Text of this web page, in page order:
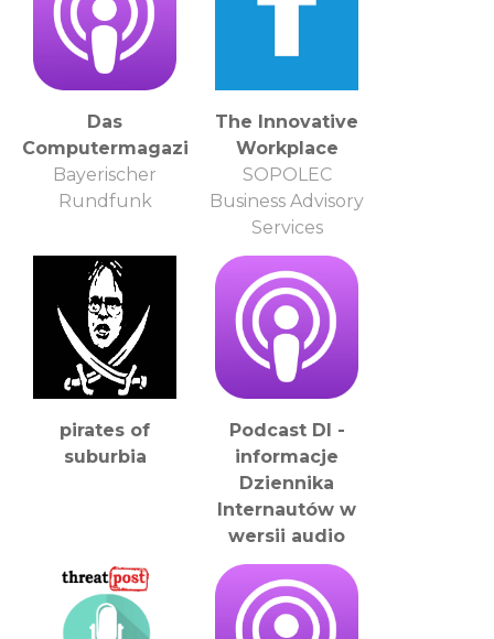
Das
Computermagazin
Bayerischer
Rundfunk
The Innovative
Workplace
SOPOLEC
Business Advisory
Services
pirates of
suburbia
Podcast DI -
informacje
Dziennika
Internautów w
wersji audio